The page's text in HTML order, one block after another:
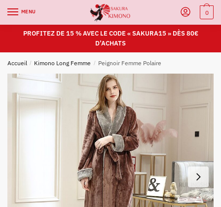
MENU 0
PROFITEZ DE 15 % AVEC LE CODE « SAKURA15 » DÈS 80€
D’ACHATS
Accueil / Kimono Long Femme / Peignoir Femme Polaire